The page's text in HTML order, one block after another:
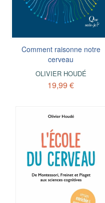
Comment raisonne notre
cerveau
OLIVIER HOUDÉ
19,99 €